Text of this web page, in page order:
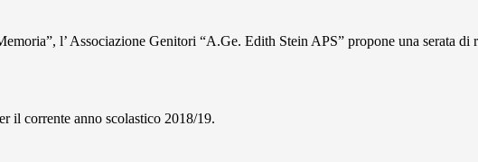
l’ Associazione Genitori “A.Ge. Edith Stein APS” propone una serata di
il corrente anno scolastico 2018/19.